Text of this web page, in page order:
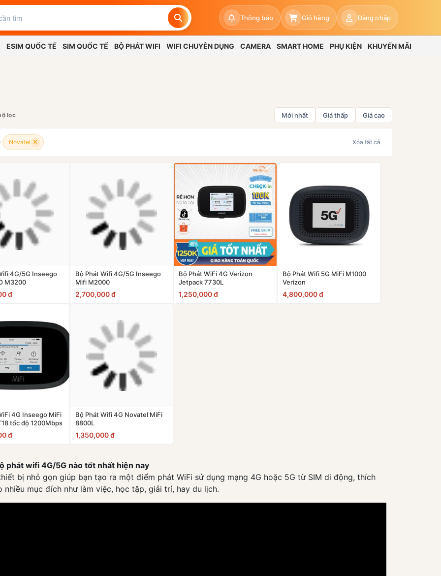
Thông báo Giỏ hàng Đăng nhập
ESIM QUỐC TẾ SIM QUỐC TẾ BỘ PHÁT WIFI WIFI CHUYÊN DỤNG CAMERA SMART HOME PHỤ KIỆN KHUYẾN MÃI
lọc Mới nhất Giá thấp Giá cao
Novatel Xóa tất cả
4G/5G Inseego
M3200
đ
Bộ Phát Wifi 4G/5G Inseego
Mifi M2000
2,700,000 đ
Bộ Phát WiFi 4G Verizon
Jetpack 7730L
1,250,000 đ
Bộ Phát Wifi 5G MiFi M1000
Verizon
4,800,000 đ
4G Inseego MiFi
tốc độ 1200Mbps
đ
Bộ Phát Wifi 4G Novatel MiFi
8800L
1,350,000 đ
phát wifi 4G/5G nào tốt nhất hiện nay
bị nhỏ gọn giúp bạn tạo ra một điểm phát WiFi sử dụng mạng 4G hoặc 5G từ SIM di động, thích
nhiều mục đích như làm việc, học tập, giải trí, hay du lịch.